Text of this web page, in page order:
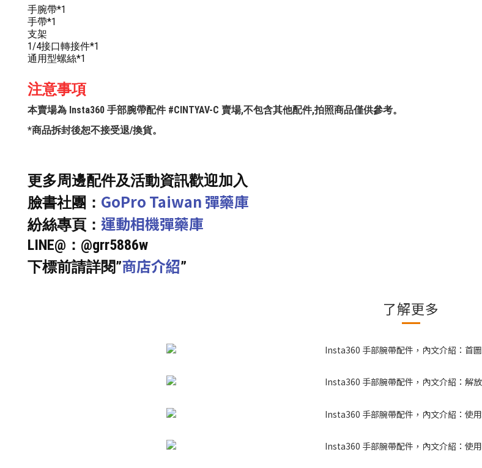
手腕帶*1
手帶*1
支架
1/4接口轉接件*1
通用型螺絲*1
注意事項
本賣場為 Insta360 手部腕帶配件 #CINTYAV-C 賣場,不包含其他配件,拍照商品僅供參考。
*商品拆封後恕不接受退/換貨。
更多周邊配件及活動資訊歡迎加入
臉書社團： GoPro Taiwan 彈藥庫
紛絲專頁： 運動相機彈藥庫
LINE@：@grr5886w
下標前請詳閱”商店介紹”
了解更多